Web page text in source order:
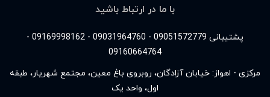
با ما در ارتباط باشید
پشتیبانی 09051572779 - 09031964760 - 09169998162 -
09160664764
مرکزی - اهواز: خیابان آزادگان، روبروی باغ معین، مجتمع شهریار، طبقه
اول، واحد یک